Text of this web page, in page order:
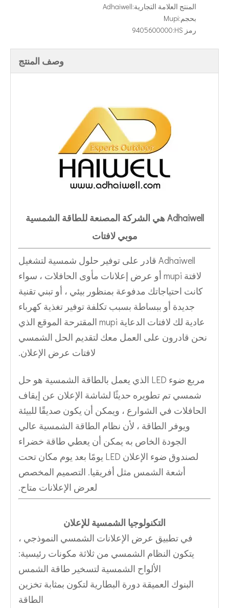
المنتج العلامة التجارية:Adhaiwell
بحجم:Mupi
رمز HS:
9405600000
وصف المنتج
Adhaiwell هي الشركة المصنعة للطاقة الشمسية
موبي لافتات
Adhaiwell قادر على توفير حلول شمسية لتشغيل
لافتة mupi أو عرض إعلانات مأوى الحافلات ، سواء
كانت احتياجاتك مدفوعة بمنظور بيئي ، أو تبني تقنية
جديدة أو ببساطة بسبب تكلفة توفير تغذية كهرباء
عادية لك لافتات الدعاية mupi المقترحة الموقع الذي
نحن قادرون على العمل معك لتقديم الحل الشمسي
لافتات عرض الإعلان.
مربع ضوء LED الذي يعمل بالطاقة الشمسية هو حل
شمسي تم تطويره حديثًا لشاشة الإعلان عن إيقاف
الحافلات في الشوارع ، ويمكن أن يكون صديقًا للبيئة
ويوفر الطاقة ، لأن نظام الطاقة الشمسية عالي
الجودة الخاص به يمكن أن يعطي طاقة خضراء
لصندوق ضوء الإعلان LED يومًا بعد يوم مكان تحت
أشعة الشمس مثل أفريقيا. التصميم المخصص
لعرض الإعلانات متاح.
التكنولوجيا الشمسية للإعلان
في تطبيق عرض الإعلانات الشمسي النموذجي ،
يتكون النظام الشمسي من ثلاثة مكونات رئيسية:
الألواح الشمسية لتسخير طاقة الشمس
البنوك العميقة دورة البطارية لتكون بمثابة تخزين
الطاقة